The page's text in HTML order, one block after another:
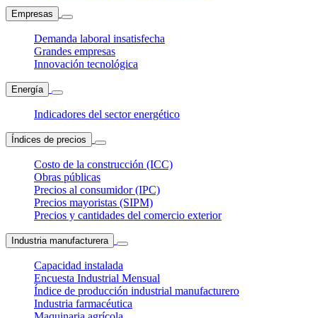
Empresas
Demanda laboral insatisfecha
Grandes empresas
Innovación tecnológica
Energía
Indicadores del sector energético
Índices de precios
Costo de la construcción (ICC)
Obras públicas
Precios al consumidor (IPC)
Precios mayoristas (SIPM)
Precios y cantidades del comercio exterior
Industria manufacturera
Capacidad instalada
Encuesta Industrial Mensual
Índice de producción industrial manufacturero
Industria farmacéutica